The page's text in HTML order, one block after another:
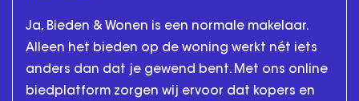
Ja, Bieden & Wonen is een normale makelaar.
Alleen het bieden op de woning werkt nét iets
anders dan dat je gewend bent. Met ons online
biedplatform zorgen wij ervoor dat kopers en